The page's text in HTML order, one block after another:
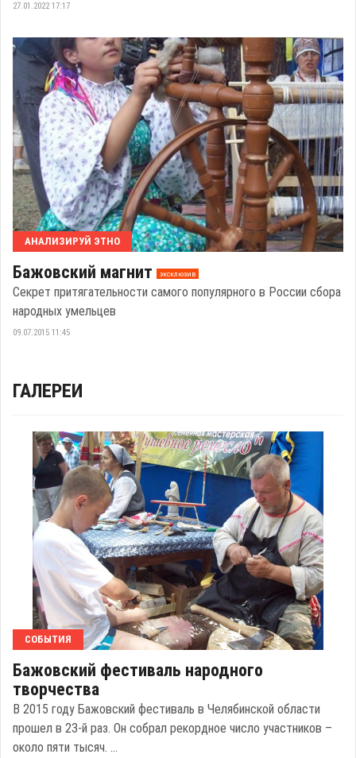
27.01.2022 17:17
АНАЛИЗИРУЙ ЭТНО
Бажовский магнит эксклюзив
Секрет притягательности самого популярного в России сбора
народных умельцев
09.07.2015 11:45
ГАЛЕРЕИ
СОБЫТИЯ
Бажовский фестиваль народного
творчества
В 2015 году Бажовский фестиваль в Челябинской области
прошел в 23-й раз. Он собрал рекордное число участников –
около пяти тысяч. ...